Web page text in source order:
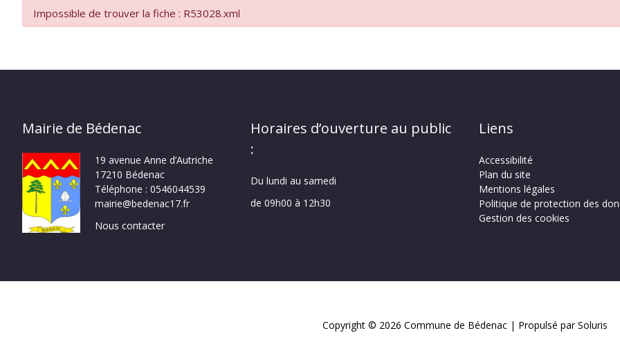
Impossible de trouver la fiche : R53028.xml
Mairie de Bédenac
19 avenue Anne d’Autriche
17210 Bédenac
Téléphone : 0546044539
mairie@bedenac17.fr
Nous contacter
Horaires d’ouverture au public
:
Du lundi au samedi
de 09h00 à 12h30
Liens
Accessibilité
Plan du site
Mentions légales
Politique de protection des
Gestion des cookies
Copyright © 2026 Commune de Bédenac | Propulsé par Soluris